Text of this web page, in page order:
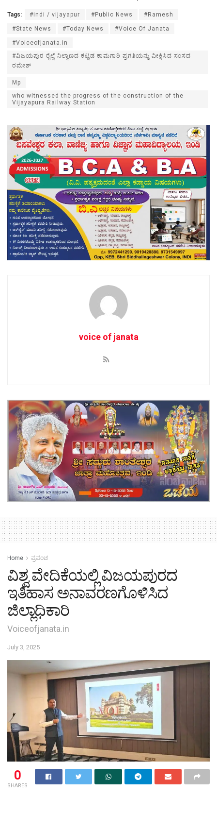
Tags: #indi / vijayapur #Public News #Ramesh
#State News #Today News #Voice Of Janata
#Voiceofjanata.in
#ವಿಜಯಪುರ ರೈಲ್ವೆ ನಿಲ್ದಾಣದ ಕಟ್ಟಡ ಕಾಮಗಾರಿ ಪ್ರಗತಿಯನ್ನು ವೀಕ್ಷಿಸಿದ ಸಂಸದ
ರಮೇಶ್
Mp
who witnessed the progress of the construction of the
Vijayapura Railway Station
voice of janata
Home ಪ್ರಪಂಚ
ವಿಶ್ವ ವೇದಿಕೆಯಲ್ಲಿ ವಿಜಯಪುರದ
ಇತಿಹಾಸ ಅನಾವರಣಗೊಳಿಸಿದ
ಜಿಲ್ಲಾಧಿಕಾರಿ
Voiceofjanata.in
July 3, 2025
0
SHARES